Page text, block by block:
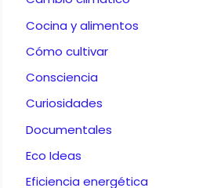
Cocina y alimentos
Cómo cultivar
Consciencia
Curiosidades
Documentales
Eco Ideas
Eficiencia energética